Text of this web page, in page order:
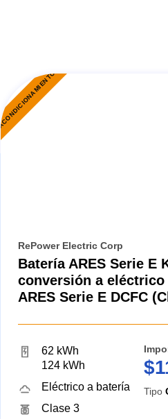
REACONDICIONAMIENTO
RePower Electric Corp
Batería ARES Serie E
conversión a
ARES Serie E DCFC
62 kWh
124 kWh
Eléctrico a batería
Clase 3
Tipo